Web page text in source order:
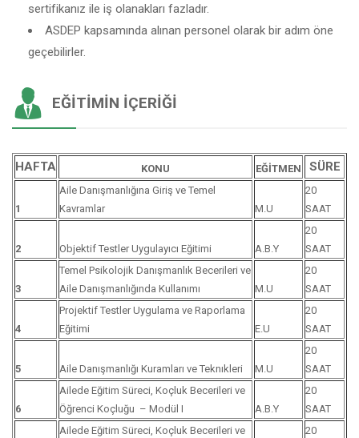
sertifikanız ile iş olanakları fazladır.
ASDEP kapsamında alınan personel olarak bir adım öne
geçebilirler.
EĞITIMIN İÇERIĞI
HAFTA KONU EĞİTMEN SÜRE
1
Aile Danışmanlığına Giriş ve Temel
Kavramlar
M.U
20
SAAT
2 Objektif Testler Uygulayıcı Eğitimi A.B.Y
20
SAAT
3
Temel Psikolojik Danışmanlık Becerileri ve
Aile Danışmanlığında Kullanımı
M.U
20
SAAT
4
Projektif Testler Uygulama ve Raporlama
Eğitimi
E.U
20
SAAT
5 Aile Danışmanlığı Kuramları ve Teknıkleri M.U
20
SAAT
6
Ailede Eğitim Süreci, Koçluk Becerileri ve
Öğrenci Koçluğu – Modül I
A.B.Y
20
SAAT
Ailede Eğitim Süreci, Koçluk Becerileri ve
20